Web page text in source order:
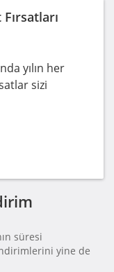
yılın her
sizi
süresi
yine de